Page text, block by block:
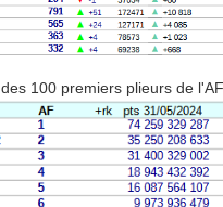
des 100 premiers plieurs de